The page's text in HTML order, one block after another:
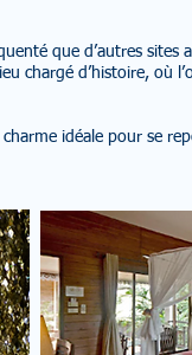
que d’autres sites
chargé d’histoire, où
idéale pour se